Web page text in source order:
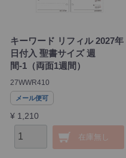
キーワード リフィル 2027年
日付入 聖書サイズ 週
間-1（両面1週間）
27WWR410
メール便可
¥ 1,210
在庫無し